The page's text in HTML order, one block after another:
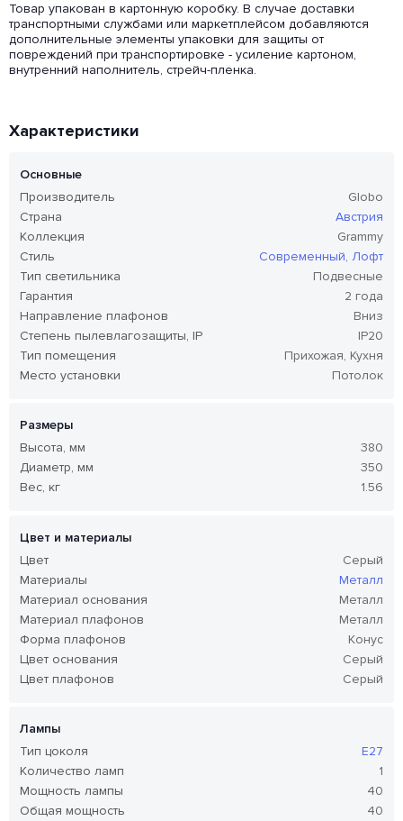
Товар упакован в картонную коробку. В случае доставки
транспортными службами или маркетплейсом добавляются
дополнительные элементы упаковки для защиты от
повреждений при транспортировке - усиление картоном,
внутренний наполнитель, стрейч-пленка.
Характеристики
Основные
Производитель
Globo
Страна
Австрия
Коллекция
Grammy
Стиль
Современный, Лофт
Тип светильника
Подвесные
Гарантия
2 года
Направление плафонов
Вниз
Степень пылевлагозащиты, IP
IP20
Тип помещения
Прихожая, Кухня
Место установки
Потолок
Размеры
Высота, мм
380
Диаметр, мм
350
Вес, кг
1.56
Цвет и материалы
Цвет
Серый
Материалы
Металл
Материал основания
Металл
Материал плафонов
Металл
Форма плафонов
Конус
Цвет основания
Серый
Цвет плафонов
Серый
Лампы
Тип цоколя
E27
Количество ламп
1
Мощность лампы
40
Общая мощность
40